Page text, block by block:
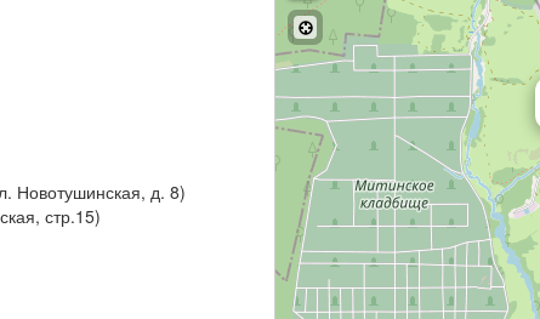
Новотушинская, д. 8)
стр.15)